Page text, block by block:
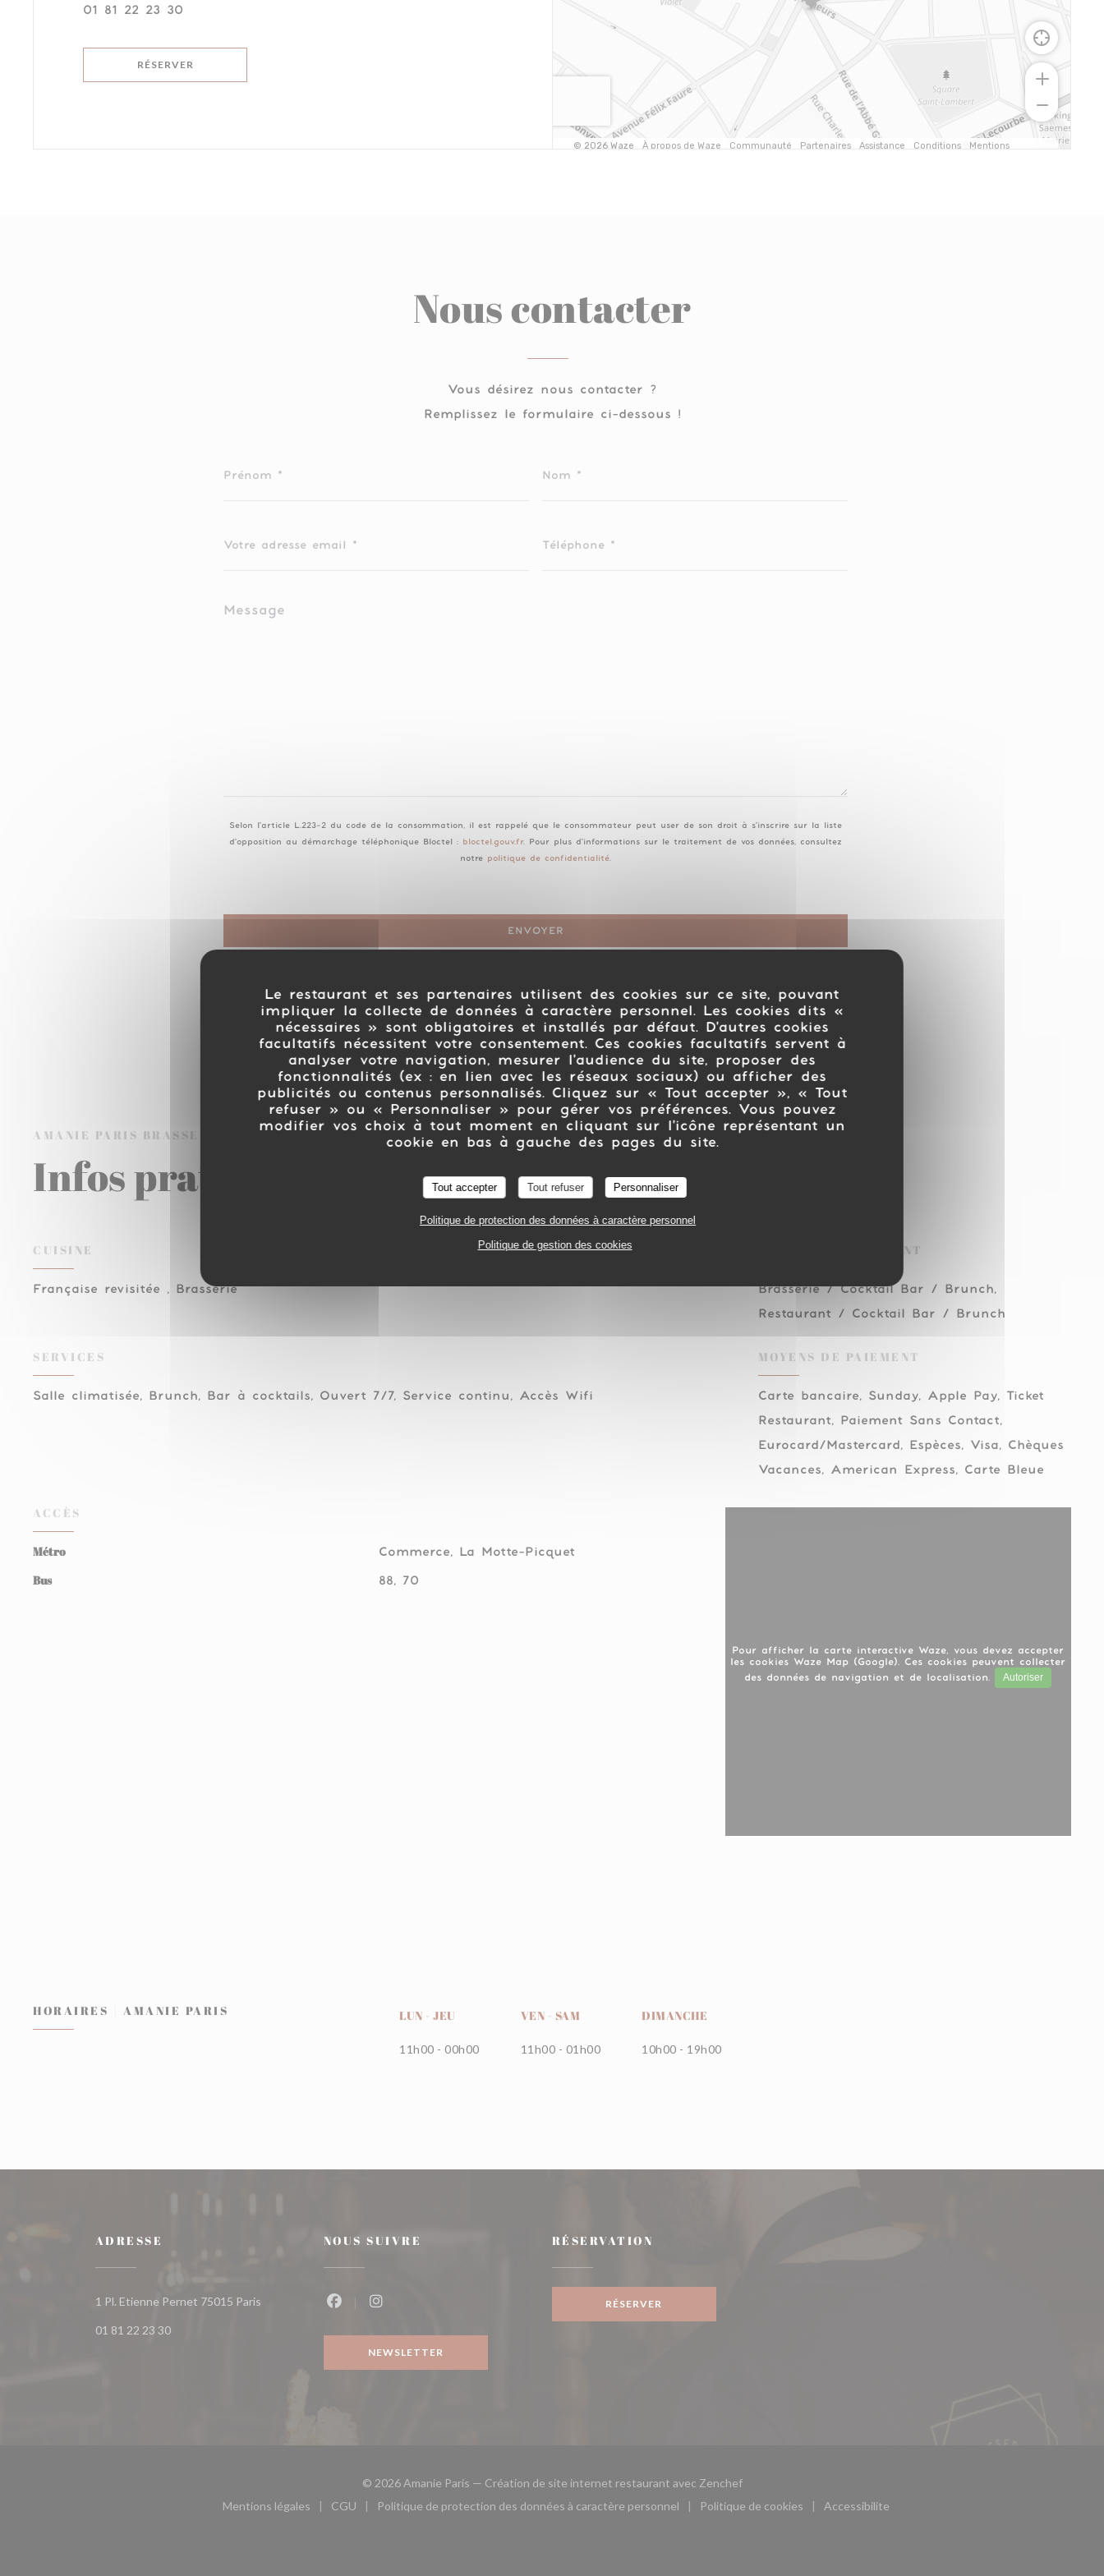
Le restaurant et ses partenaires utilisent des cookies sur ce site, pouvant
impliquer la collecte de données à caractère personnel. Les cookies dits «
nécessaires » sont obligatoires et installés par défaut. D'autres cookies
facultatifs nécessitent votre consentement. Ces cookies facultatifs servent à
analyser votre navigation, mesurer l'audience du site, proposer des
fonctionnalités (ex : en lien avec les réseaux sociaux) ou afficher des
publicités ou contenus personnalisés. Cliquez sur « Tout accepter », « Tout
refuser » ou « Personnaliser » pour gérer vos préférences. Vous pouvez
modifier vos choix à tout moment en cliquant sur l'icône représentant un
cookie en bas à gauche des pages du site.
Tout accepter Tout refuser Personnaliser
Politique de protection des données à caractère personnel
Politique de gestion des cookies
01 81 22 23 30
RÉSERVER
Nous contacter
Vous désirez nous contacter ?
Remplissez le formulaire ci-dessous !
Selon l'article L.223-2 du code de la consommation, il est rappelé que le consommateur peut user de son droit à s'inscrire sur la liste
d'opposition au démarchage téléphonique Bloctel :
bloctel.gouv.fr. Pour plus d'informations sur le traitement de vos données, consultez
notre politique de confidentialité.
AMANIE PARIS BRASSERIE / COCKTAIL BAR / BRUNCH PARIS
Infos pratiques
CUISINE
Française revisitée , Brasserie
TYPE DE RESTAURANT
Brasserie / Cocktail Bar / Brunch,
Restaurant / Cocktail Bar / Brunch
SERVICES
Salle climatisée, Brunch, Bar à cocktails, Ouvert 7/7, Service continu, Accès Wifi
MOYENS DE PAIEMENT
Carte bancaire, Sunday, Apple Pay, Ticket
Restaurant, Paiement Sans Contact,
Eurocard/Mastercard, Espèces, Visa, Chèques
Vacances, American Express, Carte Bleue
ACCÈS
Métro Commerce, La Motte-Picquet
Bus 88, 70
Pour afficher la carte interactive Waze, vous devez accepter
les cookies Waze Map (Google). Ces cookies peuvent collecter
des données de navigation et de localisation.
Autoriser
HORAIRES AMANIE PARIS LUN -JEU
11h00 - 00h00
VEN - SAM
11h00 - 01h00
DIMANCHE
10h00 - 19h00
ADRESSE
1 Pl. Etienne Pernet 75015 Paris((ouvre une nouvelle fenêtre))
01 81 22 23 30
NOUS SUIVRE
NEWSLETTER
RÉSERVATION
RÉSERVER
© 2026 Amanie Paris — Création de site internet restaurant avec Zenchef((ouvre une nouvelle fenêtre))
Mentions légales
((ouvre une nouvelle fenêtre))
CGU
((ouvre une nouvelle fenêtre))
Politique de protection des données à caractère personnel
((ouvre une nouvelle fenêtre))
Politique de cookies
((ouvre une nouvelle fenêtre))
Accessibilite